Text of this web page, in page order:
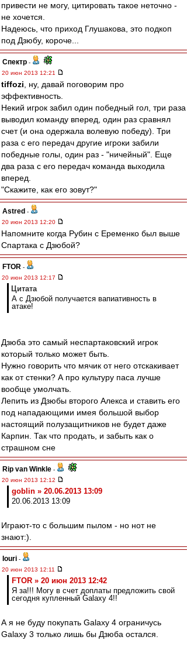
привести не могу, цитировать такое неточно -
не хочется.
Надеюсь, что приход Глушакова, это подкоп
под Дзюбу, короче...
Спектр -
20 июн 2013 12:21
tiffozi , ну, давай поговорим про
эффективность.
Некий игрок забил один победный гол, три раза
выводил команду вперед, один раз сравнял
счет (и она одержала волевую победу). Три
раза с его передач другие игроки забили
победные голы, один раз - "ничейный". Еще
два раза с его передач команда выходила
вперед.
"Скажите, как его зовут?"
Astred -
20 июн 2013 12:20
Напомните когда Рубин с Еременко был выше
Спартака с Дзюбой?
FTOR -
20 июн 2013 12:17
Цитата
А с Дзюбой получается вапиативность в
атаке!
Дзюба это самый неспартаковский игрок
который только может быть.
Нужно говорить что мячик от него отскакивает
как от стенки? А про культуру паса лучше
вообще умолчать.
Лепить из Дзюбы второго Алекса и ставить его
под нападающими имея большой выбор
настоящий полузащитников не будет даже
Карпин. Так что продать, и забыть как о
страшном сне
Rip van Winkle -
20 июн 2013 12:12
goblin » 20.06.2013 13:09
20.06.2013 13:09
Играют-то с большим пылом - но нот не
знают:).
Iouri -
20 июн 2013 12:11
FTOR » 20 июн 2013 12:42
Я за!!! Могу в счет доплаты предложить свой
сегодня купленный Galaxy 4!!
А я не буду покупать Galaxy 4 ограничусь
Galaxy 3 только лишь бы Дзюба остался.